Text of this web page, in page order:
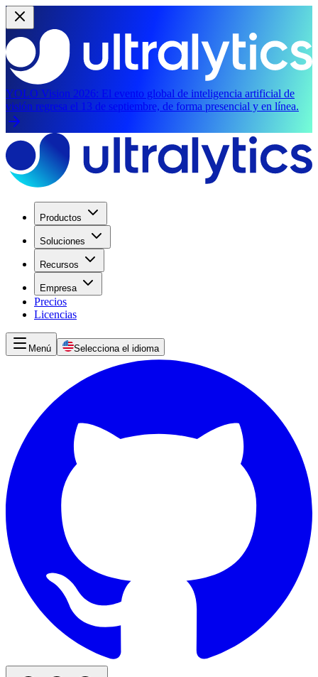
YOLO Vision 2026: El evento global de inteligencia artificial de
visión regresa el 13 de septiembre, de forma presencial y en línea.
Productos
Soluciones
Recursos
Empresa
Precios
Licencias
Menú Selecciona el idioma